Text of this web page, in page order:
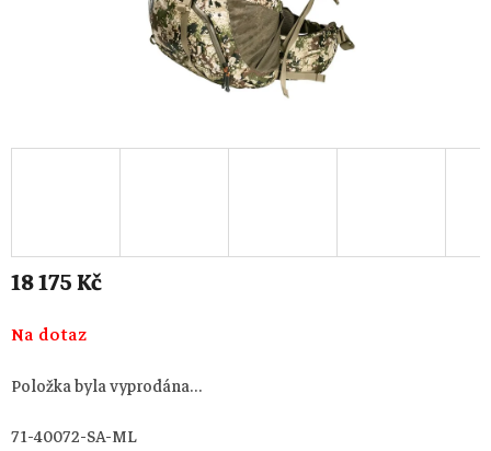
18 175 Kč
Měrná
cena:
Na dotaz
Položka byla vyprodána…
71-40072-SA-ML